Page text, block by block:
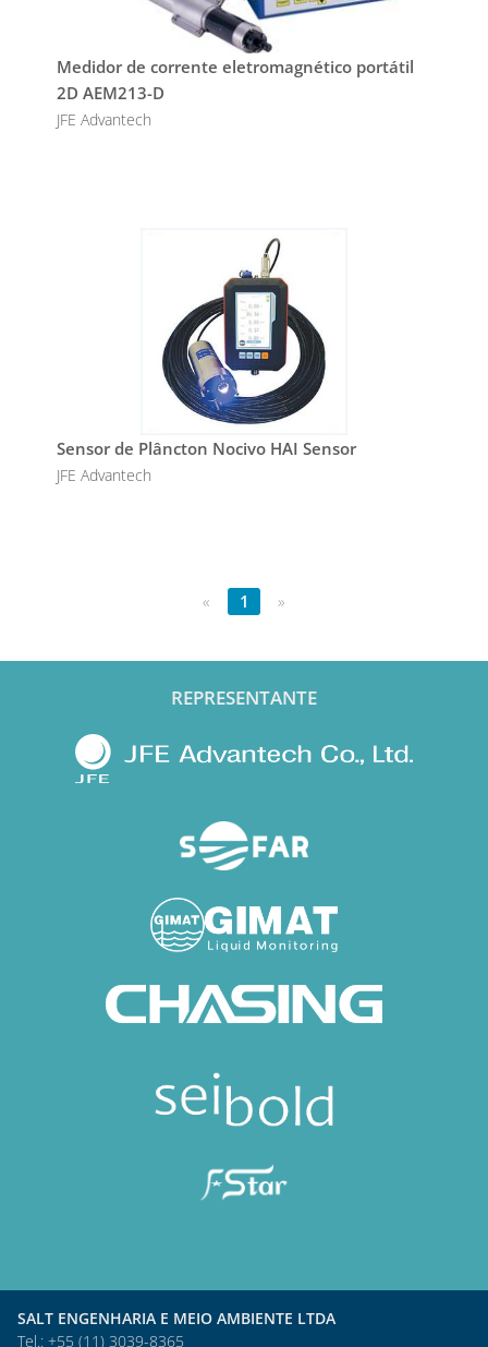
Medidor de corrente eletromagnético portátil
2D AEM213-D
JFE Advantech
Sensor de Plâncton Nocivo HAI Sensor
JFE Advantech
« 1 »
REPRESENTANTE
SALT ENGENHARIA E MEIO AMBIENTE LTDA
Tel.: +55 (11) 3039-8365